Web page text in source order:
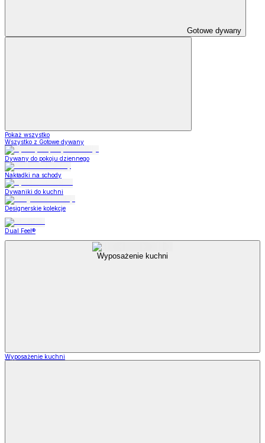
Gotowe dywany
Pokaż wszystko
Wszystko z Gotowe dywany
Dywany do pokoju dziennego
Nakładki na schody
Dywaniki do kuchni
Designerskie kolekcje
Dual Feel®
Wyposażenie kuchni
Wyposażenie kuchni